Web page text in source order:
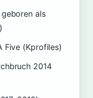
geboren als
Five (Kprofiles)
2014